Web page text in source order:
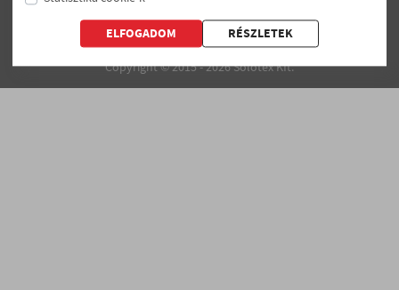
MÁRKA SZERINT
Copyright © 2015 - 2026 Solotex Kft.
ELFOGADOM